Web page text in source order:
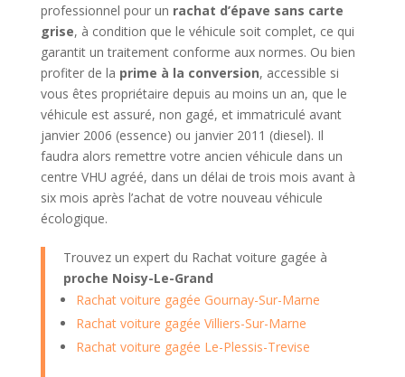
professionnel pour un rachat d’épave sans carte
grise, à condition que le véhicule soit complet, ce qui
garantit un traitement conforme aux normes. Ou bien
profiter de la prime à la conversion, accessible si
vous êtes propriétaire depuis au moins un an, que le
véhicule est assuré, non gagé, et immatriculé avant
janvier 2006 (essence) ou janvier 2011 (diesel). Il
faudra alors remettre votre ancien véhicule dans un
centre VHU agréé, dans un délai de trois mois avant à
six mois après l’achat de votre nouveau véhicule
écologique.
Trouvez un expert du Rachat voiture gagée à
proche Noisy-Le-Grand
Rachat voiture gagée Gournay-Sur-Marne
Rachat voiture gagée Villiers-Sur-Marne
Rachat voiture gagée Le-Plessis-Trevise